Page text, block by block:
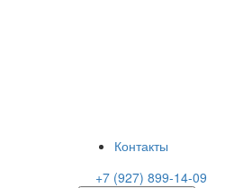
Контакты
+7 (927) 899-14-09